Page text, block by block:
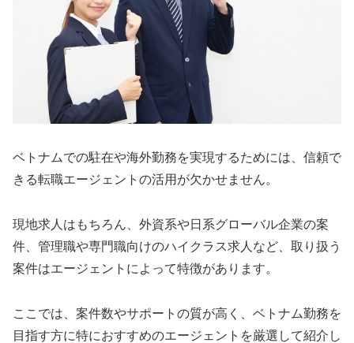
ベトナムでの駐在や海外勤務を実現するためには、信頼で
きる転職エージェントの活用が欠かせません。
現地求人はもちろん、外資系や日系グローバル企業の案
件、管理職や専門職向けのハイクラス求人など、取り扱う
案件はエージェントによって特徴があります。
ここでは、案件数やサポートの質が高く、ベトナム勤務を
目指す方に特におすすめのエージェントを厳選して紹介し